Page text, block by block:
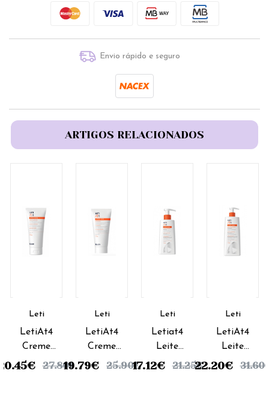
Envio rápido e seguro
ARTIGOS RELACIONADOS
Leti
LetiAt4
Creme
Corporal
€ 27.80€
Leti
LetiAt4
Creme
Emoliente
19.79€ 25.90€
Leti
Letiat4
Leite
Corporal
17.12€ 21.25€
Leti
LetiAt4
Leite
Corporal
22.20€ 31.60